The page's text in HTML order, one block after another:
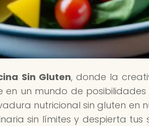
Sin Gluten, donde la
en un mundo de
nutricional sin gluten en
sin límites y despierta